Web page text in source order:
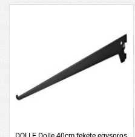
DOLLE Dolle 40cm fekete egysoros